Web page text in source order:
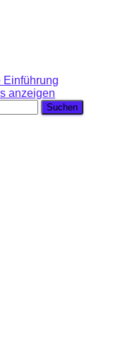
Einführung
anzeigen